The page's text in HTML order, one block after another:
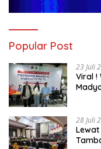
Popular Post
23 Juli
Viral !
28 Juli
Lewat